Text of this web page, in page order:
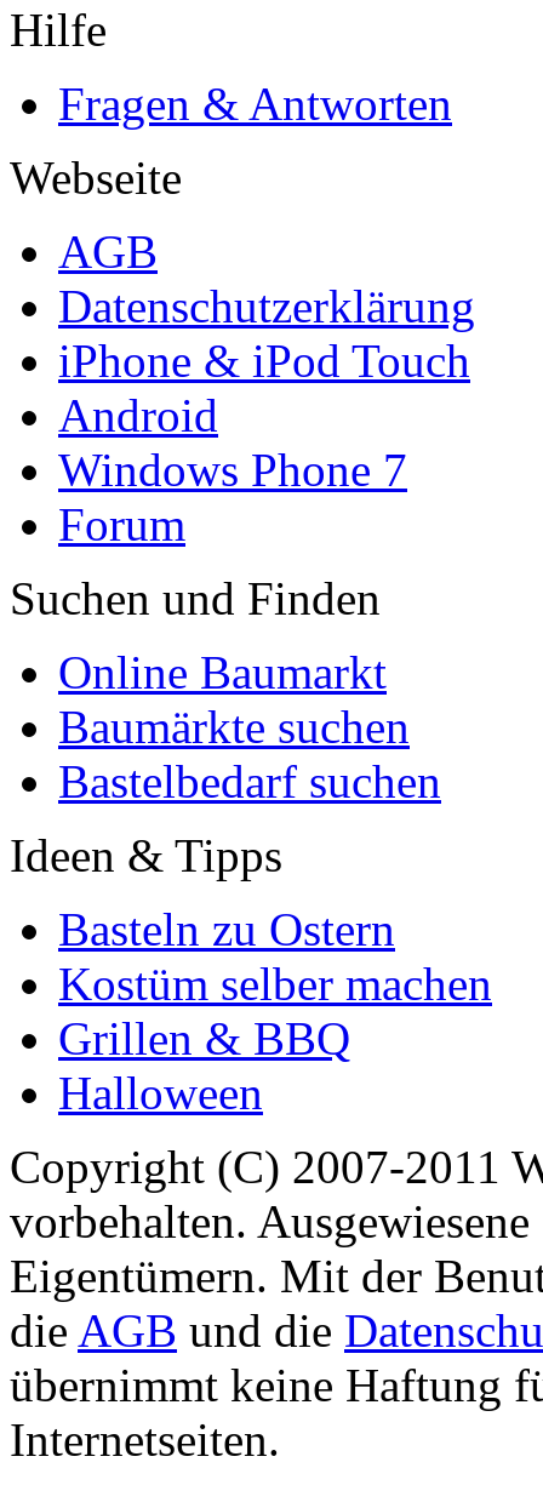
Hilfe
Fragen & Antworten
Webseite
AGB
Datenschutzerklärung
iPhone & iPod Touch
Android
Windows Phone 7
Forum
Suchen und Finden
Online Baumarkt
Baumärkte suchen
Bastelbedarf suchen
Ideen & Tipps
Basteln zu Ostern
Kostüm selber machen
Grillen & BBQ
Halloween
Copyright (C) 2007-2011
vorbehalten.
Eigentümern. Mit der
die AGB und die
übernimmt keine Haftung
Internetseiten.